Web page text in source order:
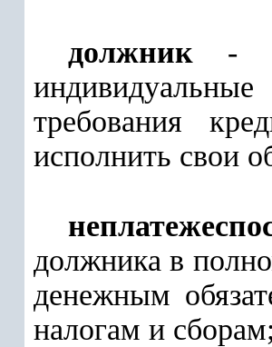
должник -
требования
исполнить свои
должника в
денежным
налогам и